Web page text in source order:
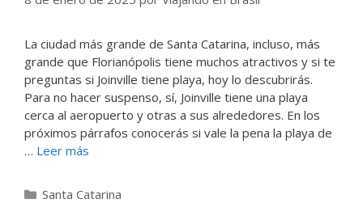
La ciudad más grande de Santa Catarina, incluso, más
grande que Florianópolis tiene muchos atractivos y si te
preguntas si Joinville tiene playa, hoy lo descubrirás.
Para no hacer suspenso, sí, Joinville tiene una playa
cerca al aeropuerto y otras a sus alrededores. En los
próximos párrafos conocerás si vale la pena la playa de
… Leer más
Categorías
Santa Catarina